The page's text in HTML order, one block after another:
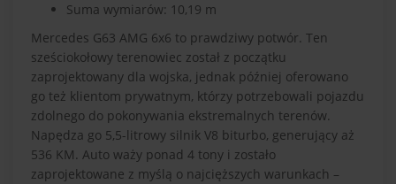
Suma wymiarów: 10,19 m
Mercedes G63 AMG 6x6 to prawdziwy potwór. Ten
sześciokołowy terenowiec został z początku
zaprojektowany dla wojska, jednak później oferowano
go też klientom prywatnym, którzy potrzebowali pojazdu
zdolnego do pokonywania ekstremalnych terenów.
Napędza go 5,5-litrowy silnik V8 biturbo, generujący aż
536 KM. Auto waży ponad 4 tony i zostało
zaprojektowane z myślą o najcięższych warunkach –